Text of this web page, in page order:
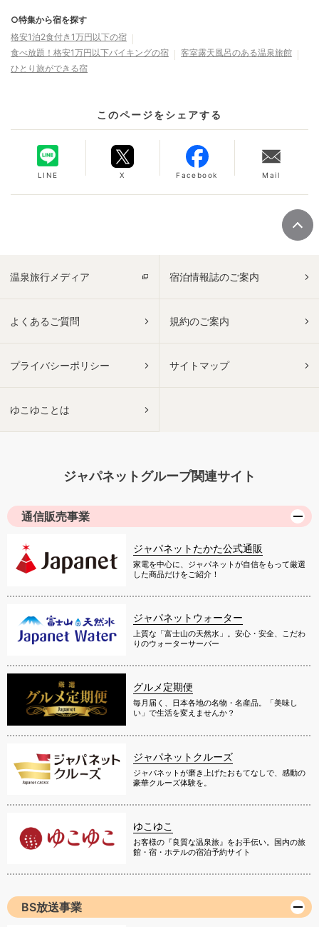
○特集から宿を探す
格安1泊2食付き1万円以下の宿
食べ放題！格安1万円以下バイキングの宿
客室露天風呂のある温泉旅館
ひとり旅ができる宿
このページをシェアする
LINE X Facebook Mail
温泉旅行メディア 宿泊情報誌のご案内
よくあるご質問 規約のご案内
プライバシーポリシー サイトマップ
ゆこゆことは
ジャパネットグループ関連サイト
通信販売事業
ジャパネットたかた公式通販
家電を中心に、ジャパネットが自信をもって厳選
した商品だけをご紹介！
ジャパネットウォーター
上質な「富士山の天然水」。安心・安全、こだわ
りのウォーターサーバー
グルメ定期便
毎月届く、日本各地の名物・名産品。「美味し
い」で生活を変えませんか？
ジャパネットクルーズ
ジャパネットが磨き上げたおもてなしで、感動の
豪華クルーズ体験を。
ゆこゆこ
お客様の『良質な温泉旅』をお手伝い。国内の旅
館・宿・ホテルの宿泊予約サイト
BS放送事業